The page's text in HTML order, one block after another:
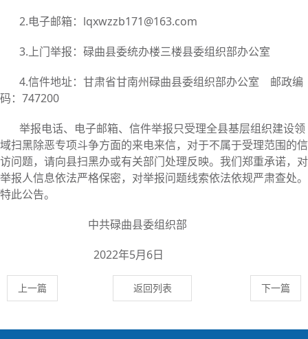
2.电子邮箱：lqxwzzb171@163.com
3.上门举报：碌曲县委统办楼三楼县委组织部办公室
4.信件地址：甘肃省甘南州碌曲县委组织部办公室 邮政编
码：747200
举报电话、电子邮箱、信件举报只受理全县基层组织建设领
域扫黑除恶专项斗争方面的来电来信，对于不属于受理范围的信
访问题，请向县扫黑办或有关部门处理反映。我们郑重承诺，对
举报人信息依法严格保密，对举报问题线索依法依规严肃查处。
特此公告。
中共碌曲县委组织部
2022年5月6日
上一篇 返回列表 下一篇